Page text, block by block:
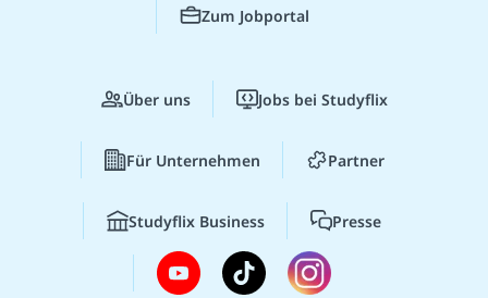
Zum Jobportal
Über uns Jobs bei Studyflix
Für Unternehmen Partner
Studyflix Business Presse